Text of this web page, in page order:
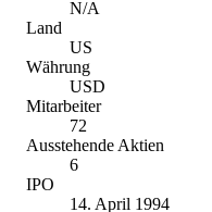
N/A
Land
US
Währung
USD
Mitarbeiter
72
Ausstehende Aktien
6
IPO
14. April 1994